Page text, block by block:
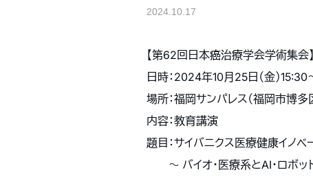
2024.10.17
【第62回日本癌治療学会学術集会】
日時：2024年10月25日（金）
場所：福岡サンパレス（福岡市博多
内容：教育講演
題目：サイバニクス医療健康イノベ
〜 バイオ・医療系とAI・ロボッ